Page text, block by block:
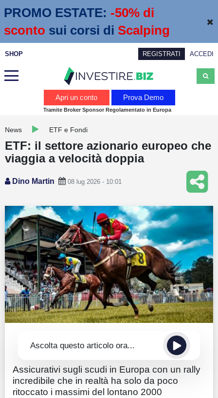
PROMO ESTATE: -50% di
sconto sui corsi di Scalping
SHOP REGISTRATI ACCEDI
Calendario economico
Webinar
Education
Guide
Quotazioni
Conto IG
Guru Monitor
Stagionalità
Apri un conto Prova Demo
Tramite Broker Sponsor Regolamentato in Europa
News ETF e Fondi
ETF: il settore azionario europeo che
viaggia a velocità doppia
Dino Martin 08 lug 2026 - 10:01
Ascolta questo articolo ora...
Assicurativi sugli scudi in Europa con un rally
incredibile che in realtà ha solo da poco
ritoccato i massimi del lontano 2000